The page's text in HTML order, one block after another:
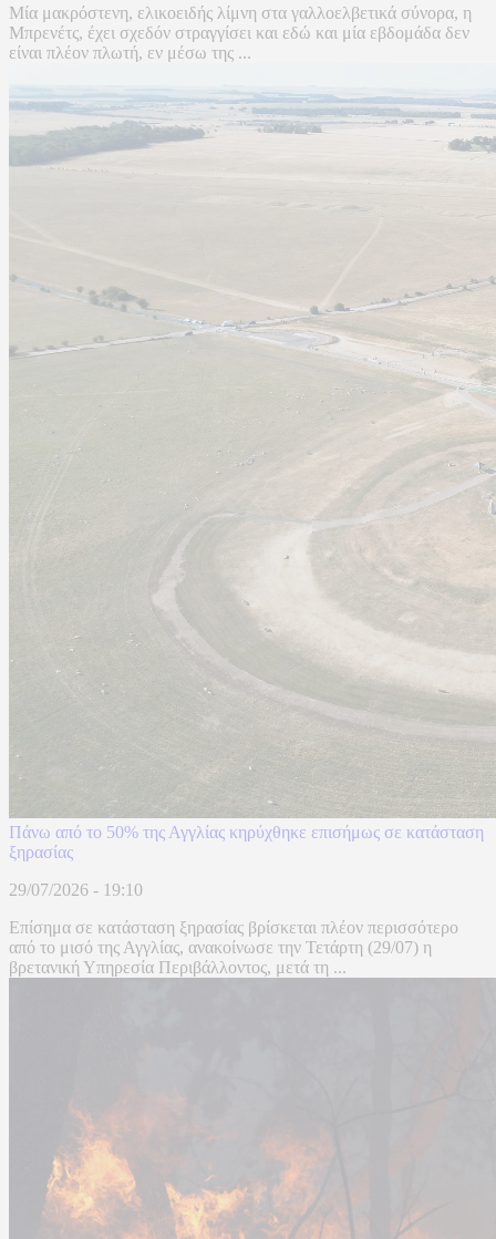
Μία μακρόστενη, ελικοειδής λίμνη στα γαλλοελβετικά σύνορα, η
Μπρενέτς, έχει σχεδόν στραγγίσει και εδώ και μία εβδομάδα δεν
είναι πλέον πλωτή, εν μέσω της ...
Πάνω από το 50% της Αγγλίας κηρύχθηκε επισήμως σε κατάσταση
ξηρασίας
29/07/2026 - 19:10
Επίσημα σε κατάσταση ξηρασίας βρίσκεται πλέον περισσότερο
από το μισό της Αγγλίας, ανακοίνωσε την Τετάρτη (29/07) η
βρετανική Υπηρεσία Περιβάλλοντος, μετά τη ...